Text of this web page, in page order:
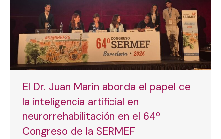
El Dr. Juan Marín aborda el papel de
la inteligencia artificial en
neurorrehabilitación en el 64º
Congreso de la SERMEF